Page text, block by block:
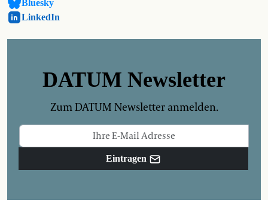
Bluesky
LinkedIn
DATUM Newsletter
Zum DATUM Newsletter anmelden.
Eintragen